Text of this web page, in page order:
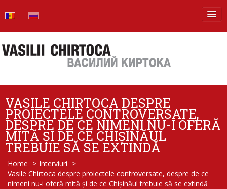
Știri
Blog
Foto
Video
De la vorbe – la fapte
Raport de activitate
VASILE CHIRTOCA DESPRE
PROIECTELE CONTROVERSATE,
DESPRE DE CE NIMENI NU-I OFERĂ
MITĂ ȘI DE CE CHIȘINĂUL
TREBUIE SĂ SE EXTINDĂ
Home > Interviuri >
Vasile Chirtoca despre proiectele controversate, despre de ce
nimeni nu-i oferă mită și de ce Chișinăul trebuie să se extindă